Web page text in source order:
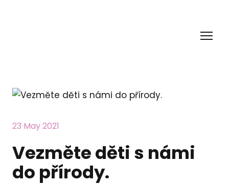
23 May 2021
Vezměte děti s námi
do přírody.